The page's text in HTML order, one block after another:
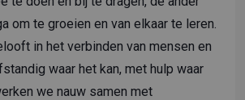
om te groeien en van elkaar te leren.
in het verbinden van mensen en
waar het kan, met hulp waar
we nauw samen met